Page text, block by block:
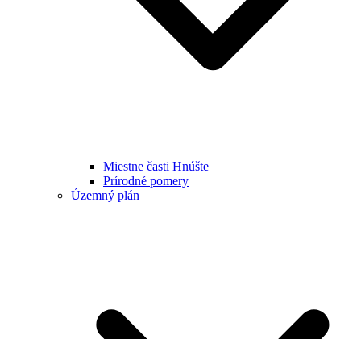
Miestne časti Hnúšte
Prírodné pomery
Územný plán